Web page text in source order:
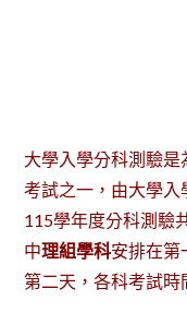
大學入學分科測驗
考試之一，由大學入
115學年度分科測驗
中理組學科安排在第
第二天，各科考試